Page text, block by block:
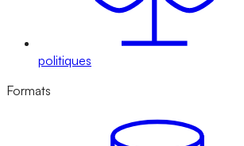
politiques
Formats